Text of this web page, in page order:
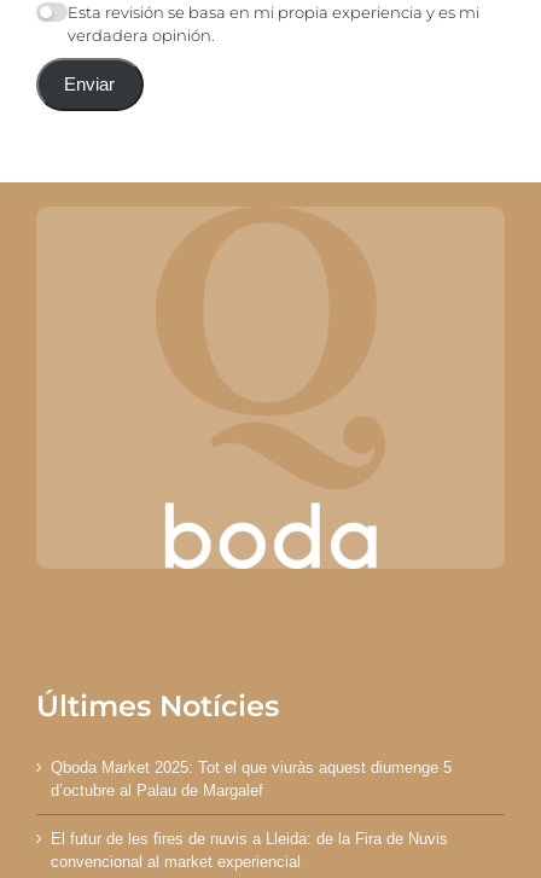
Esta revisión se basa en mi propia experiencia y es mi
verdadera opinión.
Enviar
Últimes Notícies
Qboda Market 2025: Tot el que viuràs aquest diumenge 5
d’octubre al Palau de Margalef
El futur de les fires de nuvis a Lleida: de la Fira de Nuvis
convencional al market experiencial